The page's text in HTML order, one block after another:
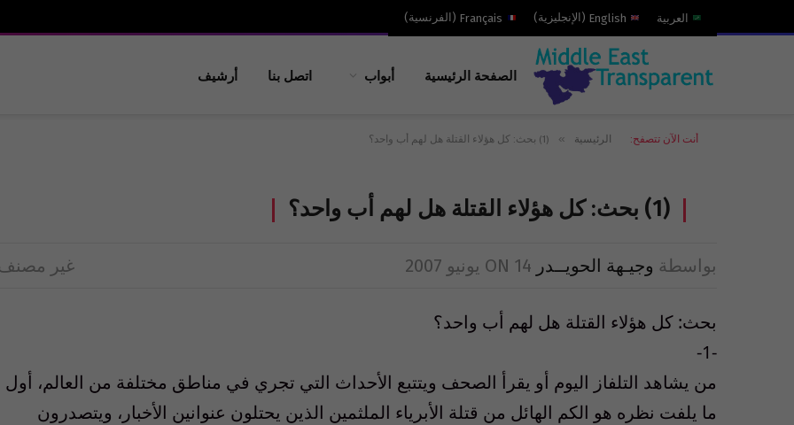
العربية English
( الإنجليزية)
Français
( الفرنسية)
الصفحة الرئيسية أبواب اتصل بنا أرشيف
أنت الآن تتصفح: الرئيسية » (1) بحث: كل هؤلاء القتلة هل لهم أب واحد؟
(1) بحث: كل هؤلاء القتلة هل لهم أب واحد؟
بواسطة وجيـهة الحويــدر ON 14 يونيو 2007 غير
بحث: كل هؤلاء القتلة هل لهم أب واحد؟
-1-
من يشاهد التلفاز اليوم أو يقرأ الصحف ويتتبع الأحداث التي تجري في مناطق مختلفة من العالم، أول
ما يلفت نظره هو الكم الهائل من قتلة الأبرياء الملثمين الذين يحتلون عنوانين الأخبار، ويتصدرون